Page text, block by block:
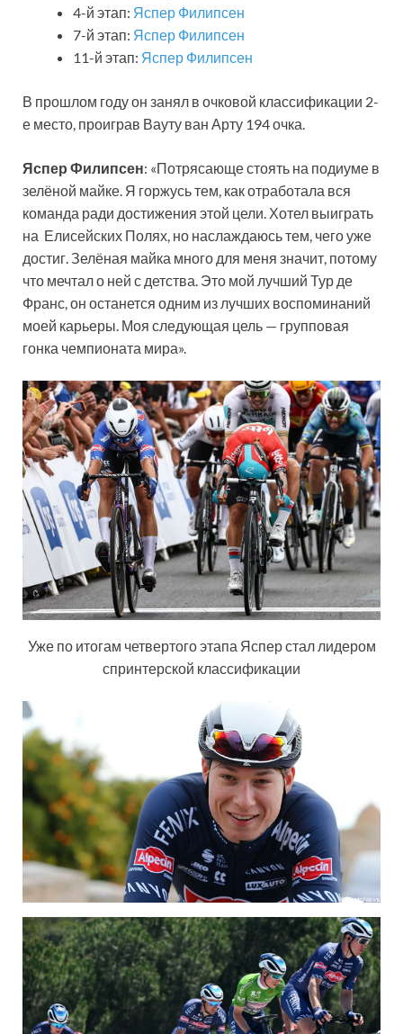
4-й этап: Яспер Филипсен
7-й этап: Яспер Филипсен
11-й этап: Яспер Филипсен
В прошлом году он занял в очковой классификации 2-
е место, проиграв Вауту ван Арту 194 очка.
Яспер Филипсен: «Потрясающе стоять на подиуме в
зелёной майке. Я горжусь тем, как отработала вся
команда ради достижения этой цели. Хотел выиграть
на Елисейских Полях, но наслаждаюсь тем, чего уже
достиг. Зелёная майка много для меня значит, потому
что мечтал о ней с детства. Это мой лучший Тур де
Франс, он останется одним из лучших воспоминаний
моей карьеры. Моя следующая цель — групповая
гонка чемпионата мира».
Уже по итогам четвертого этапа Яспер стал лидером
спринтерской классификации